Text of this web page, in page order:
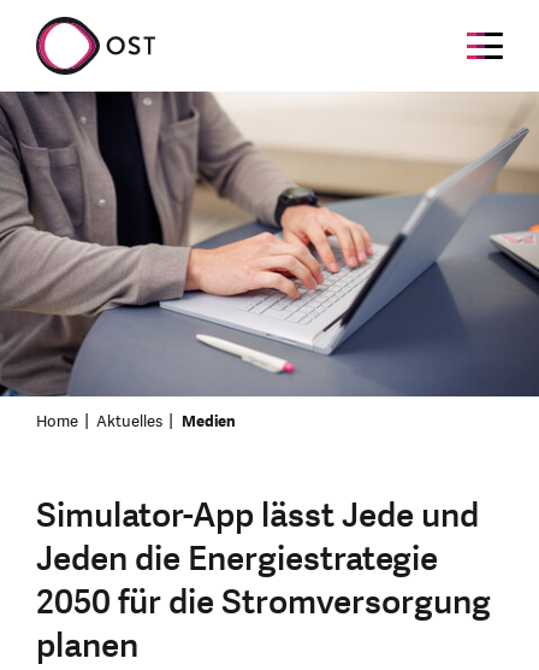
Home Aktuelles Medien
Simulator-App lässt Jede und
Jeden die Energiestrategie
2050 für die Stromversorgung
planen